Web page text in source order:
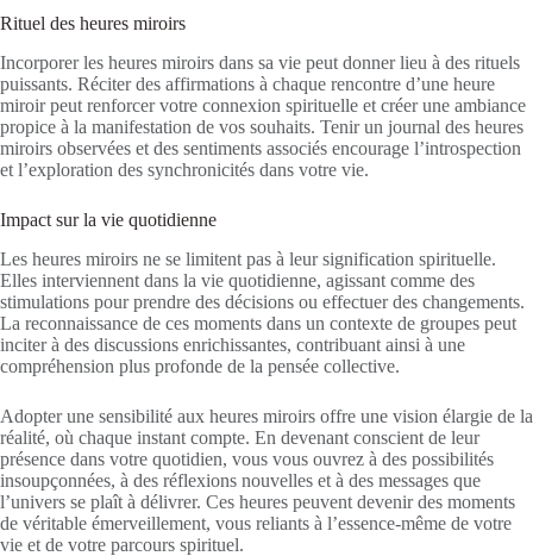
Rituel des heures miroirs
Incorporer les heures miroirs dans sa vie peut donner lieu à des rituels
puissants. Réciter des affirmations à chaque rencontre d’une heure
miroir peut renforcer votre connexion spirituelle et créer une ambiance
propice à la manifestation de vos souhaits. Tenir un journal des heures
miroirs observées et des sentiments associés encourage l’introspection
et l’exploration des synchronicités dans votre vie.
Impact sur la vie quotidienne
Les heures miroirs ne se limitent pas à leur signification spirituelle.
Elles interviennent dans la vie quotidienne, agissant comme des
stimulations pour prendre des décisions ou effectuer des changements.
La reconnaissance de ces moments dans un contexte de groupes peut
inciter à des discussions enrichissantes, contribuant ainsi à une
compréhension plus profonde de la pensée collective.
Adopter une sensibilité aux heures miroirs offre une vision élargie de la
réalité, où chaque instant compte. En devenant conscient de leur
présence dans votre quotidien, vous vous ouvrez à des possibilités
insoupçonnées, à des réflexions nouvelles et à des messages que
l’univers se plaît à délivrer. Ces heures peuvent devenir des moments
de véritable émerveillement, vous reliants à l’essence-même de votre
vie et de votre parcours spirituel.